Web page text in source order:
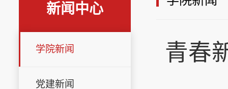
新闻中心
学院新闻
党建新闻
青春